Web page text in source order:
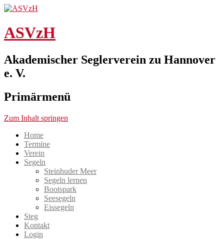
ASVzH
Akademischer Seglerverein zu Hannover
e. V.
Primärmenü
Zum Inhalt springen
Home
Termine
Verein
Segeln
Steinhuder Meer
Segeln lernen
Bootspark
Seesegeln
Eissegeln
Steg
Kontakt
Login